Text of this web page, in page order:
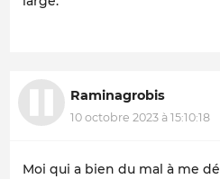
Raminagrobis
10 octobre 2023 à 15:10:18
Moi qui a bien du mal à me